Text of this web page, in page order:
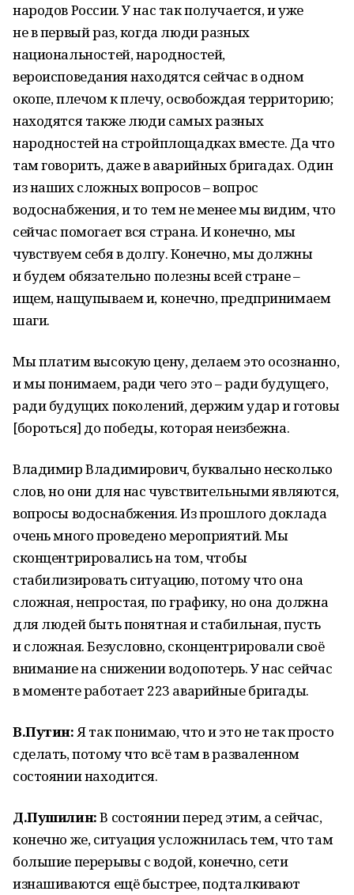
народов России. У нас так получается, и уже
не в первый раз, когда люди разных
национальностей, народностей,
вероисповедания находятся сейчас в одном
окопе, плечом к плечу, освобождая территорию;
находятся также люди самых разных
народностей на стройплощадках вместе. Да что
там говорить, даже в аварийных бригадах. Один
из наших сложных вопросов – вопрос
водоснабжения, и то тем не менее мы видим, что
сейчас помогает вся страна. И конечно, мы
чувствуем себя в долгу. Конечно, мы должны
и будем обязательно полезны всей стране –
ищем, нащупываем и, конечно, предпринимаем
шаги.
Мы платим высокую цену, делаем это осознанно,
и мы понимаем, ради чего это – ради будущего,
ради будущих поколений, держим удар и готовы
[бороться] до победы, которая неизбежна.
Владимир Владимирович, буквально несколько
слов, но они для нас чувствительными являются,
вопросы водоснабжения. Из прошлого доклада
очень много проведено мероприятий. Мы
сконцентрировались на том, чтобы
стабилизировать ситуацию, потому что она
сложная, непростая, по графику, но она должна
для людей быть понятная и стабильная, пусть
и сложная. Безусловно, сконцентрировали своё
внимание на снижении водопотерь. У нас сейчас
в моменте работает 223 аварийные бригады.
В.Путин:Я так понимаю, что и это не так просто
сделать, потому что всё там в разваленном
состоянии находится.
Д.Пушилин:В состоянии перед этим, а сейчас,
конечно же, ситуация усложнилась тем, что там
большие перерывы с водой, конечно, сети
изнашиваются ещё быстрее, подталкивают